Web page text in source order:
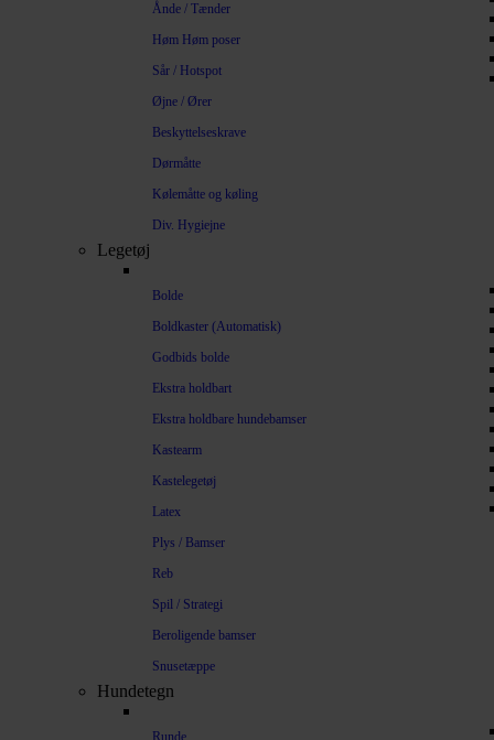
Ånde / Tænder
Høm Høm poser
Sår / Hotspot
Øjne / Ører
Beskyttelseskrave
Dørmåtte
Kølemåtte og køling
Div. Hygiejne
Legetøj
Bolde
Boldkaster (Automatisk)
Godbids bolde
Ekstra holdbart
Ekstra holdbare hundebamser
Kastearm
Kastelegetøj
Latex
Plys / Bamser
Reb
Spil / Strategi
Beroligende bamser
Snusetæppe
Hundetegn
Runde